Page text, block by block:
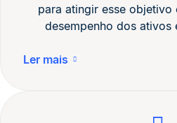
para atingir esse
desempenho dos ativos
Ler mais